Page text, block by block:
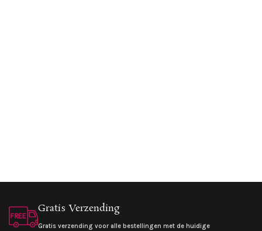
Gratis Verzending
Gratis verzending voor alle bestellingen met de huidige